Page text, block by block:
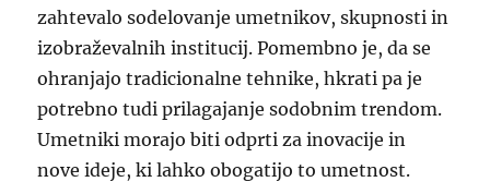
zahtevalo sodelovanje umetnikov, skupnosti in
izobraževalnih institucij. Pomembno je, da se
ohranjajo tradicionalne tehnike, hkrati pa je
potrebno tudi prilagajanje sodobnim trendom.
Umetniki morajo biti odprti za inovacije in
nove ideje, ki lahko obogatijo to umetnost.